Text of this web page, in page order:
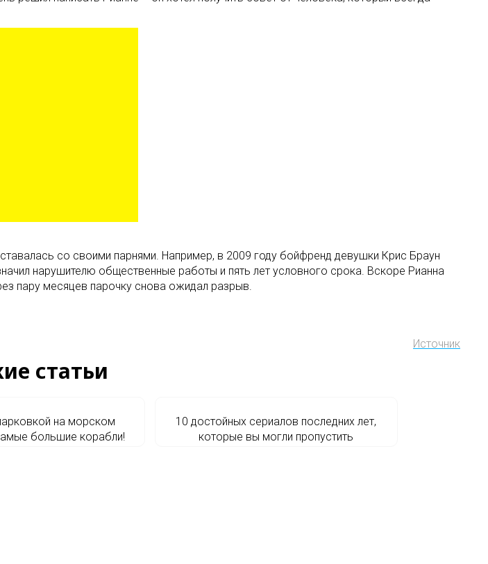
со своими парнями. Например, в 2009 году бойфренд девушки Крис Браун
нарушителю общественные работы и пять лет условного срока. Вскоре Рианна
пару месяцев парочку снова ожидал разрыв.
Источник
статьи
на морском
большие корабли!
10 достойных сериалов последних лет,
которые вы могли пропустить